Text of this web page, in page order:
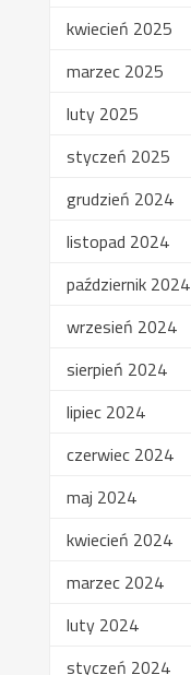
kwiecień 2025
marzec 2025
luty 2025
styczeń 2025
grudzień 2024
listopad 2024
październik 2024
wrzesień 2024
sierpień 2024
lipiec 2024
czerwiec 2024
maj 2024
kwiecień 2024
marzec 2024
luty 2024
styczeń 2024